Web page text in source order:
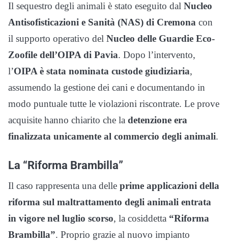
Il sequestro degli animali è stato eseguito dal Nucleo
Antisofisticazioni e Sanità (NAS) di Cremona con
il supporto operativo del Nucleo delle Guardie Eco-
Zoofile dell’OIPA di Pavia. Dopo l’intervento,
l’OIPA è stata nominata custode giudiziaria,
assumendo la gestione dei cani e documentando in
modo puntuale tutte le violazioni riscontrate. Le prove
acquisite hanno chiarito che la detenzione era
finalizzata unicamente al commercio degli animali.
La “Riforma Brambilla”
Il caso rappresenta una delle prime applicazioni della
riforma sul maltrattamento degli animali entrata
in vigore nel luglio scorso, la cosiddetta “Riforma
Brambilla”. Proprio grazie al nuovo impianto